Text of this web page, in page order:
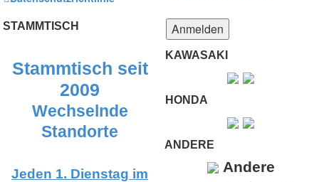
STAMMTISCH
Stammtisch seit
2009
Wechselnde
Standorte
Jeden 1. Dienstag im
KAWASAKI
HONDA
ANDERE
Andere